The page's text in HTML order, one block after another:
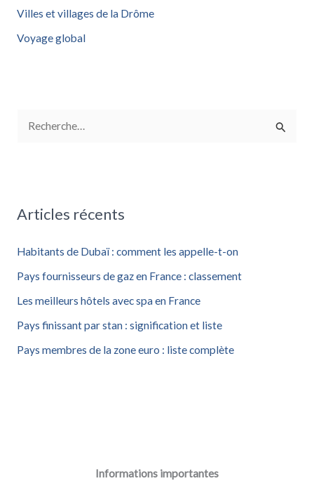
Villes et villages de la Drôme
Voyage global
e
c
h
e
r
Articles récents
Habitants de Dubaï : comment les appelle-t-on
Pays fournisseurs de gaz en France : classement
Les meilleurs hôtels avec spa en France
Pays finissant par stan : signification et liste
Pays membres de la zone euro : liste complète
Informations importantes